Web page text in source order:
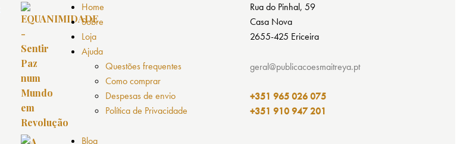
Home
Sobre
Loja
Ajuda
Questões frequentes
Como comprar
Despesas de envio
Política de Privacidade
Blog
Rua do Pinhal, 59
Casa Nova
2655-425 Ericeira
geral@publicacoesmaitreya.pt
+351 965 026 075
+351 910 947 201